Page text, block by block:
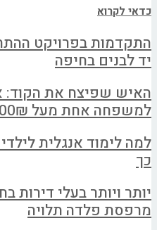
כדאי לקרוא
התקדמות בפרויקט
יד לבנים בחיפה
האיש שפיצח את הקוד:
למשפחה אחת מעל 100,000₪?
למה לימוד אנגלית
כך
יותר ויותר בעלי דירות
מרפסת פלדה תלויה